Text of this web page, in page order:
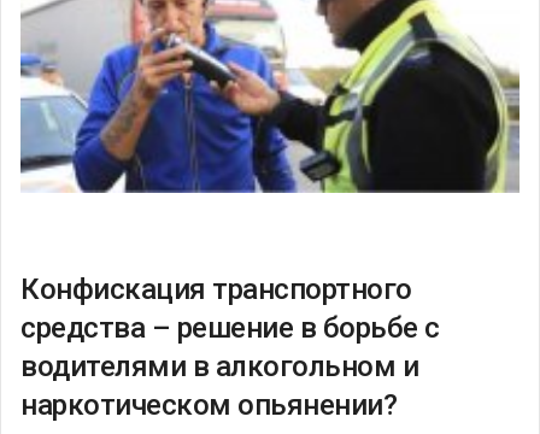
Конфискация транспортного
средства – решение в борьбе с
водителями в алкогольном и
наркотическом опьянении?